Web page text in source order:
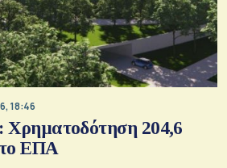
18:46
204,6
από το ΕΠΑ